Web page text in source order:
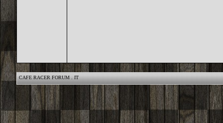
CAFE RACER FORUM . IT